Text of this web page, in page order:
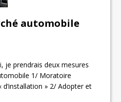
automobile
je prendrais deux mesures
1/ Moratoire
» 2/ Adopter et